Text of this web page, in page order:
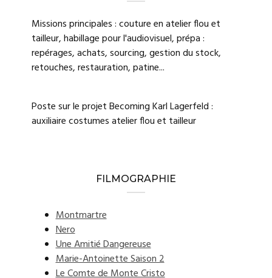
Missions principales : couture en atelier flou et
tailleur, habillage pour l'audiovisuel, prépa :
repérages, achats, sourcing, gestion du stock,
retouches, restauration, patine...
Poste sur le projet Becoming Karl Lagerfeld :
auxiliaire costumes atelier flou et tailleur
FILMOGRAPHIE
Montmartre
Nero
Une Amitié Dangereuse
Marie-Antoinette Saison 2
Le Comte de Monte Cristo